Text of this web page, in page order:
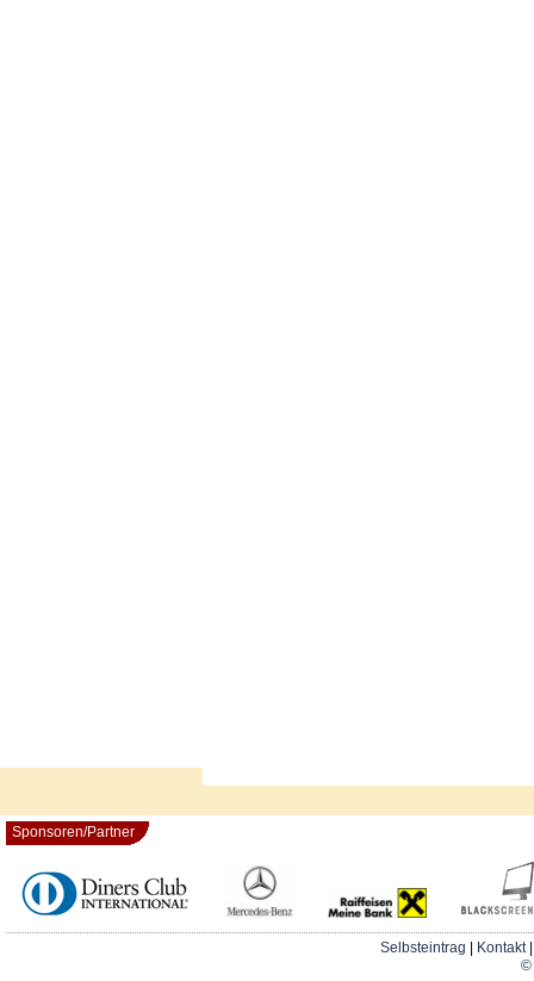
Sponsoren/Partner
Selbsteintrag Kontakt
©